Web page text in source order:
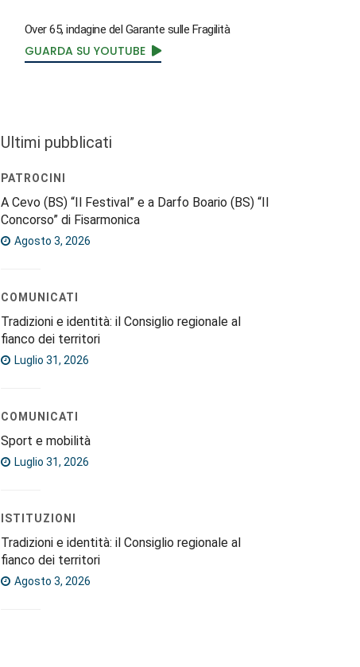
Over 65, indagine del Garante sulle Fragilità
GUARDA SU YOUTUBE
Ultimi pubblicati
PATROCINI
A Cevo (BS) “Il Festival” e a Darfo Boario (BS) “Il
Concorso” di Fisarmonica
Agosto 3, 2026
COMUNICATI
Tradizioni e identità: il Consiglio regionale al
fianco dei territori
Luglio 31, 2026
COMUNICATI
Sport e mobilità
Luglio 31, 2026
ISTITUZIONI
Tradizioni e identità: il Consiglio regionale al
fianco dei territori
Agosto 3, 2026